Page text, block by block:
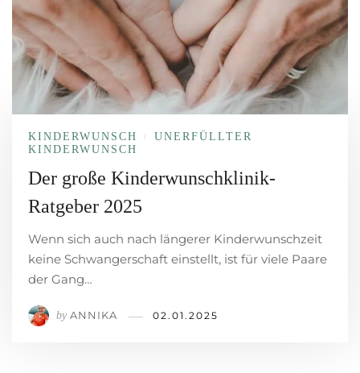
KINDERWUNSCH /
UNERFÜLLTER
KINDERWUNSCH
Der große Kinderwunschklinik-
Ratgeber 2025
Wenn sich auch nach längerer Kinderwunschzeit
keine Schwangerschaft einstellt, ist für viele Paare
der Gang…
by ANNIKA 02.01.2025